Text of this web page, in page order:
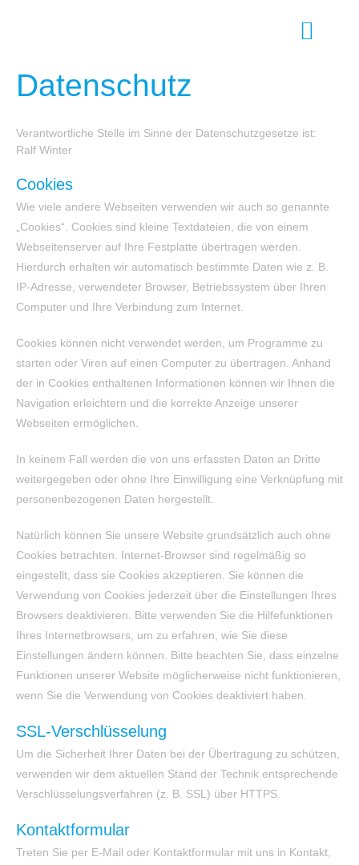
Datenschutz
Verantwortliche Stelle im Sinne der Datenschutzgesetze ist:
Ralf Winter
Cookies
Wie viele andere Webseiten verwenden wir auch so genannte
„Cookies“. Cookies sind kleine Textdateien, die von einem
Webseitenserver auf Ihre Festplatte übertragen werden.
Hierdurch erhalten wir automatisch bestimmte Daten wie z. B.
IP-Adresse, verwendeter Browser, Betriebssystem über Ihren
Computer und Ihre Verbindung zum Internet.
Cookies können nicht verwendet werden, um Programme zu
starten oder Viren auf einen Computer zu übertragen. Anhand
der in Cookies enthaltenen Informationen können wir Ihnen die
Navigation erleichtern und die korrekte Anzeige unserer
Webseiten ermöglichen.
In keinem Fall werden die von uns erfassten Daten an Dritte
weitergegeben oder ohne Ihre Einwilligung eine Verknüpfung mit
personenbezogenen Daten hergestellt.
Natürlich können Sie unsere Website grundsätzlich auch ohne
Cookies betrachten. Internet-Browser sind regelmäßig so
eingestellt, dass sie Cookies akzeptieren. Sie können die
Verwendung von Cookies jederzeit über die Einstellungen Ihres
Browsers deaktivieren. Bitte verwenden Sie die Hilfefunktionen
Ihres Internetbrowsers, um zu erfahren, wie Sie diese
Einstellungen ändern können. Bitte beachten Sie, dass einzelne
Funktionen unserer Website möglicherweise nicht funktionieren,
wenn Sie die Verwendung von Cookies deaktiviert haben.
SSL-Verschlüsselung
Um die Sicherheit Ihrer Daten bei der Übertragung zu schützen,
verwenden wir dem aktuellen Stand der Technik entsprechende
Verschlüsselungsverfahren (z. B. SSL) über HTTPS.
Kontaktformular
Treten Sie per E-Mail oder Kontaktformular mit uns in Kontakt,